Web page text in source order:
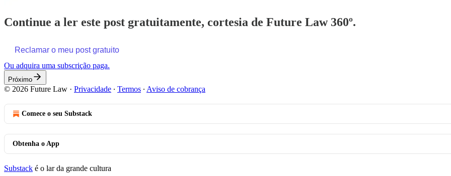
Continue a ler este post gratuitamente, cortesia de Future Law 360º.
Reclamar o meu post gratuito
Ou adquira uma subscrição paga.
Próximo
© 2026 Future Law · Privacidade ∙ Termos ∙ Aviso de cobrança
Comece o seu Substack
Obtenha o App
Substack é o lar da grande cultura